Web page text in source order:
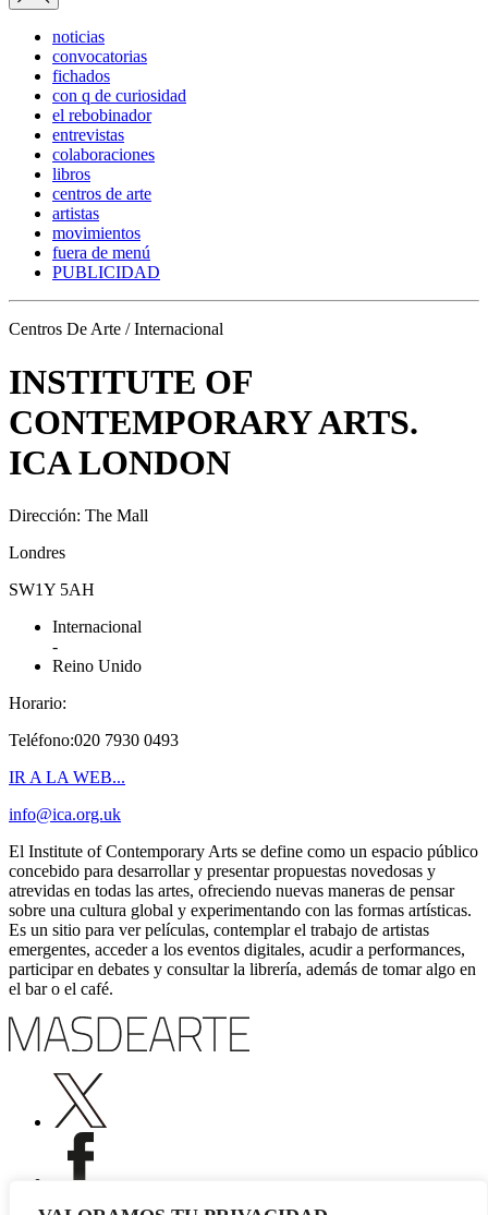
noticias
convocatorias
fichados
con q de curiosidad
el rebobinador
entrevistas
colaboraciones
libros
centros de arte
artistas
movimientos
fuera de menú
PUBLICIDAD
Centros De Arte / Internacional
INSTITUTE OF
CONTEMPORARY ARTS.
ICA LONDON
Dirección: The Mall
Londres
SW1Y 5AH
Internacional
-
Reino Unido
Horario:
Teléfono:020 7930 0493
IR A LA WEB...
info@ica.org.uk
El Institute of Contemporary Arts se define como un espacio público
concebido para desarrollar y presentar propuestas novedosas y
atrevidas en todas las artes, ofreciendo nuevas maneras de pensar
sobre una cultura global y experimentando con las formas artísticas.
Es un sitio para ver películas, contemplar el trabajo de artistas
emergentes, acceder a los eventos digitales, acudir a performances,
participar en debates y consultar la librería, además de tomar algo en
el bar o el café.